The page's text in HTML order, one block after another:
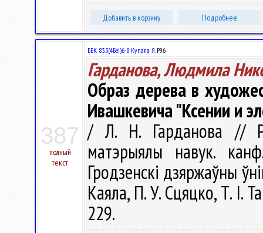
Добавить в корзину Подробнее
387
полный
текст
ББК 83.3(4Беі)6-8 Купала Я.Р96
Гарданова, Людмила
Образ дерева в
Ивашкевича "Ксении и
/ Л. Н. Гарданова //
матэрыялы навук.
Гродзенскi дзяржаўны
Каяла, П. У. Сцяцко, Т. І.
229.